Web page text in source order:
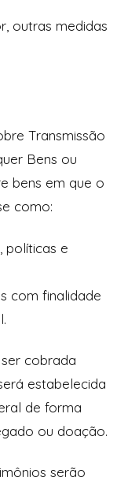
outras medidas
Transmissão
Bens ou
bens em que o
como:
políticas e
com finalidade
cobrada
estabelecida
de forma
ou doação.
serão